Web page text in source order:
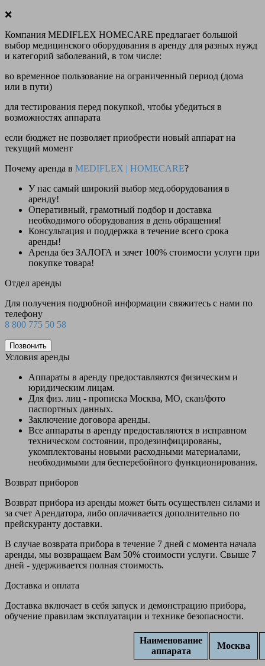
❌
Компания MEDIFLEX HOMECARE предлагает большой
выбор медицинского оборудования в аренду для разных нужд
и категорий заболеваний, в том числе:
во временное пользование на ограниченный период (дома
или в пути)
для тестирования перед покупкой, чтобы убедиться в
возможностях аппарата
если бюджет не позволяет приобрести новый аппарат на
текущий момент
Почему аренда в MEDIFLEX | HOMECARE?
У нас самый широкий выбор мед.оборудования в
аренду!
Оперативный, грамотный подбор и доставка
необходимого оборудования в день обращения!
Консультация и поддержка в течение всего срока
аренды!
Аренда без ЗАЛОГА и зачет 100% стоимости услуги при
покупке товара!
Отдел аренды
Для получения подробной информации свяжитесь с нами по
телефону
8 800 775 50 58
Позвонить
Условия аренды
Аппараты в аренду предоставляются физическим и
юридическим лицам.
Для физ. лиц - прописка Москва, МО, скан/фото
паспортных данных.
Заключение договора аренды.
Все аппараты в аренду предоставляются в исправном
техническом состоянии, продезинфицированы,
укомплектованы новыми расходными материалами,
необходимыми для бесперебойного функционирования.
Возврат приборов
Возврат прибора из аренды может быть осуществлен силами и
за счет Арендатора, либо оплачивается дополнительно по
прейскуранту доставки.
В случае возврата прибора в течение 7 дней с момента начала
аренды, мы возвращаем Вам 50% стоимости услуги. Свыше 7
дней - удерживается полная стоимость.
Доставка и оплата
Доставка включает в себя запуск и демонстрацию прибора,
обучение правилам эксплуатации и технике безопасности.
Наименование
аппарата
Москва